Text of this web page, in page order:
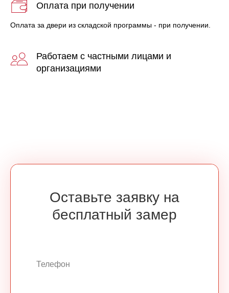
Оплата при получении
Оплата за двери из складской программы - при получении.
Работаем с частными лицами и
организациями
Оставьте заявку на
бесплатный замер